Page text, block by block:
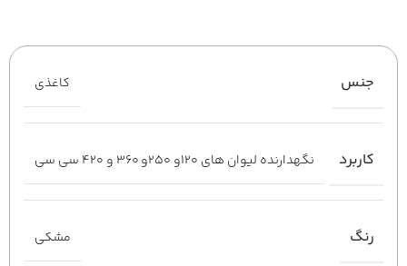
جنس کاغذی
کاربرد نگهدارنده لیوان های ۱۲۰و ۲۵۰و ۳۶۰ و ۴۲۰ سی سی
رنگ مشکی